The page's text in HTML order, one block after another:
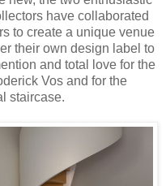
have collaborated
to create a unique venue
their own design label to
and total love for the
Vos and for the
staircase.